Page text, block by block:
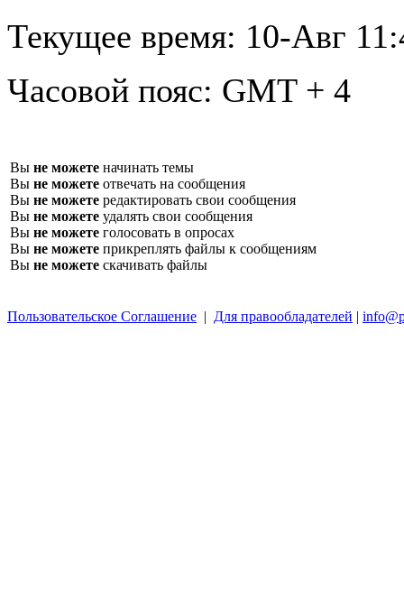
Текущее время: 10-Авг
Часовой пояс: GMT + 4
Вы не можете начинать темы
Вы не можете отвечать на сообщения
Вы не можете редактировать свои сообщения
Вы не можете удалять свои сообщения
Вы не можете голосовать в опросах
Вы не можете прикреплять файлы к сообщениям
Вы не можете скачивать файлы
Пользовательское Соглашение | Для правообладателей |